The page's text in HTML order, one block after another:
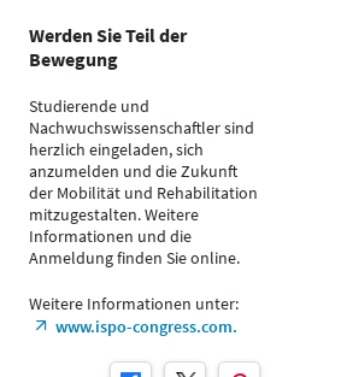
Werden Sie Teil der
Bewegung
Studierende und
Nachwuchswissenschaftler sind
herzlich eingeladen, sich
anzumelden und die Zukunft
der Mobilität und Rehabilitation
mitzugestalten. Weitere
Informationen und die
Anmeldung finden Sie online.
Weitere Informationen unter:
www.ispo-congress.com.